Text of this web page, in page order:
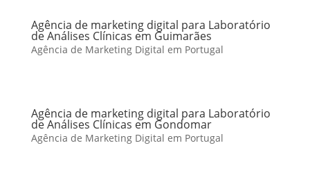
Agência de marketing digital para Laboratório
de Análises Clínicas em Guimarães
Agência de Marketing Digital em Portugal
Agência de marketing digital para Laboratório
de Análises Clínicas em Gondomar
Agência de Marketing Digital em Portugal